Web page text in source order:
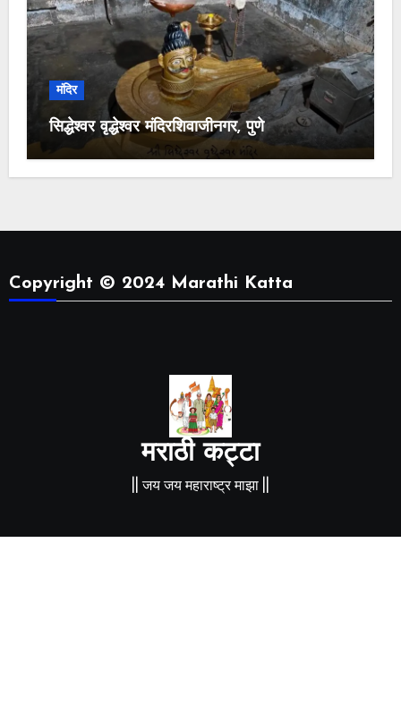
मंदिर
सिद्धेश्वर वृद्धेश्वर मंदिरशिवाजीनगर, पुणे
Copyright © 2024 Marathi Katta
मराठी कट्टा
|| जय जय महाराष्ट्र माझा ||